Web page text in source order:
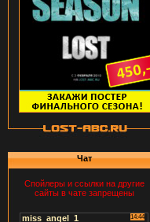
Чат
Спойлеры и ссылки на другие
сайты в чате запрещены